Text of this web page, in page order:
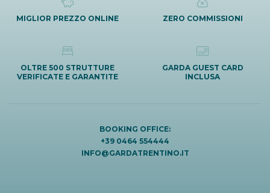
MIGLIOR PREZZO ONLINE ZERO COMMISSIONI
OLTRE 500 STRUTTURE
VERIFICATE E GARANTITE
GARDA GUEST CARD
INCLUSA
BOOKING OFFICE:
+39 0464 554444
INFO@GARDATRENTINO.IT